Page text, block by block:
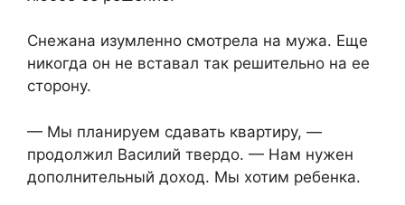
Снежана изумленно смотрела на мужа. Еще
никогда он не вставал так решительно на ее
сторону.
— Мы планируем сдавать квартиру, —
продолжил Василий твердо. — Нам нужен
дополнительный доход. Мы хотим ребенка.